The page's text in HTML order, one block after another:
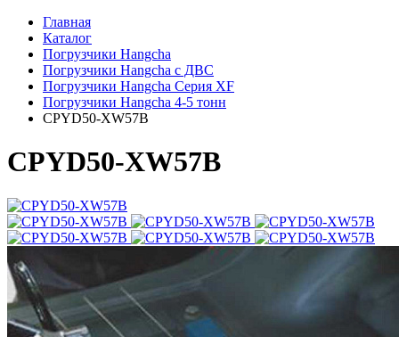
Главная
Каталог
Погрузчики Hangcha
Погрузчики Hangcha с ДВС
Погрузчики Hangcha Серия XF
Погрузчики Hangcha 4-5 тонн
CPYD50-XW57B
CPYD50-XW57B